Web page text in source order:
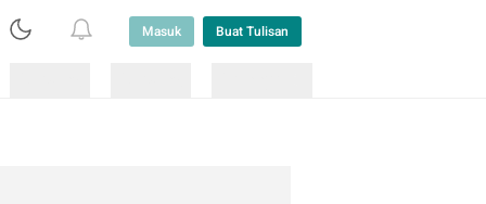
Masuk Buat Tulisan